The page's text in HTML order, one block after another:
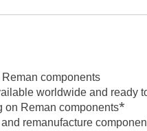
components
worldwide and ready
on Reman components*
remanufacture